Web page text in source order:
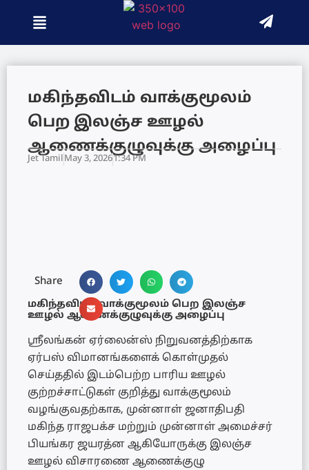
மகிந்தவிடம் வாக்குமூலம்
பெற இலஞ்ச ஊழல்
ஆணைக்குழுவுக்கு அழைப்பு
Jet TamilMay 3, 20261:34 PM
Share
மகிந்தவிடம் வாக்குமூலம் பெற இலஞ்ச
ஊழல் ஆணைக்குழுவுக்கு அழைப்பு
ஸ்ரீலங்கன் ஏர்லைன்ஸ் நிறுவனத்திற்காக
ஏர்பஸ் விமானங்களைக் கொள்முதல்
செய்ததில் இடம்பெற்ற பாரிய ஊழல்
குற்றச்சாட்டுகள் குறித்து வாக்குமூலம்
வழங்குவதற்காக, முன்னாள் ஜனாதிபதி
மகிந்த ராஜபக்ச மற்றும் முன்னாள் அமைச்சர்
பியங்கர ஜயரத்ன ஆகியோருக்கு இலஞ்ச
ஊழல் விசாரணை ஆணைக்குழு